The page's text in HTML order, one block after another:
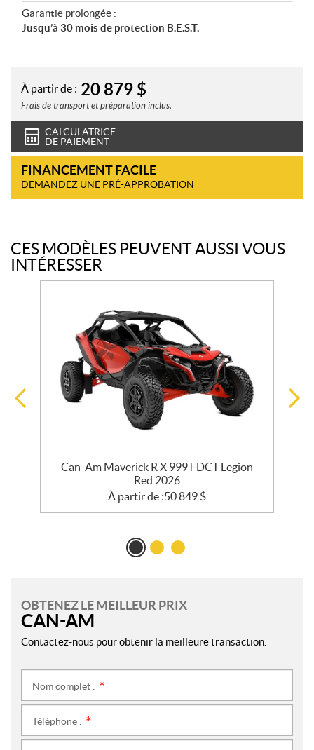
Garantie prolongée :
Jusqu’à 30 mois de protection B.E.S.T.
À partir de : 20 879 $
Frais de transport et préparation inclus.
CALCULATRICE
DE PAIEMENT
FINANCEMENT FACILE
DEMANDEZ UNE PRÉ-APPROBATION
CES MODÈLES PEUVENT AUSSI VOUS
INTÉRESSER
Can-Am Maverick R X 999T DCT Legion
Red 2026
À partir de :50 849 $
OBTENEZ LE MEILLEUR PRIX
CAN-AM
Contactez-nous pour obtenir la meilleure transaction.
Nom complet :
Téléphone :